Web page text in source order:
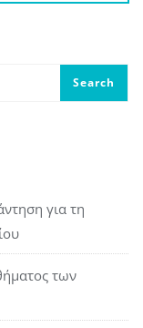
για τη
των